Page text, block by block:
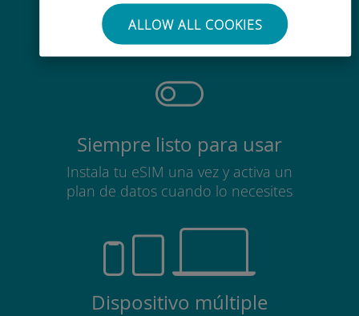
ALLOW ALL COOKIES
No es necesario retirar la tarjeta
SIM
Siempre listo para usar
Instala tu eSIM una vez y activa un
plan de datos cuando lo necesites
Dispositivo múltiple